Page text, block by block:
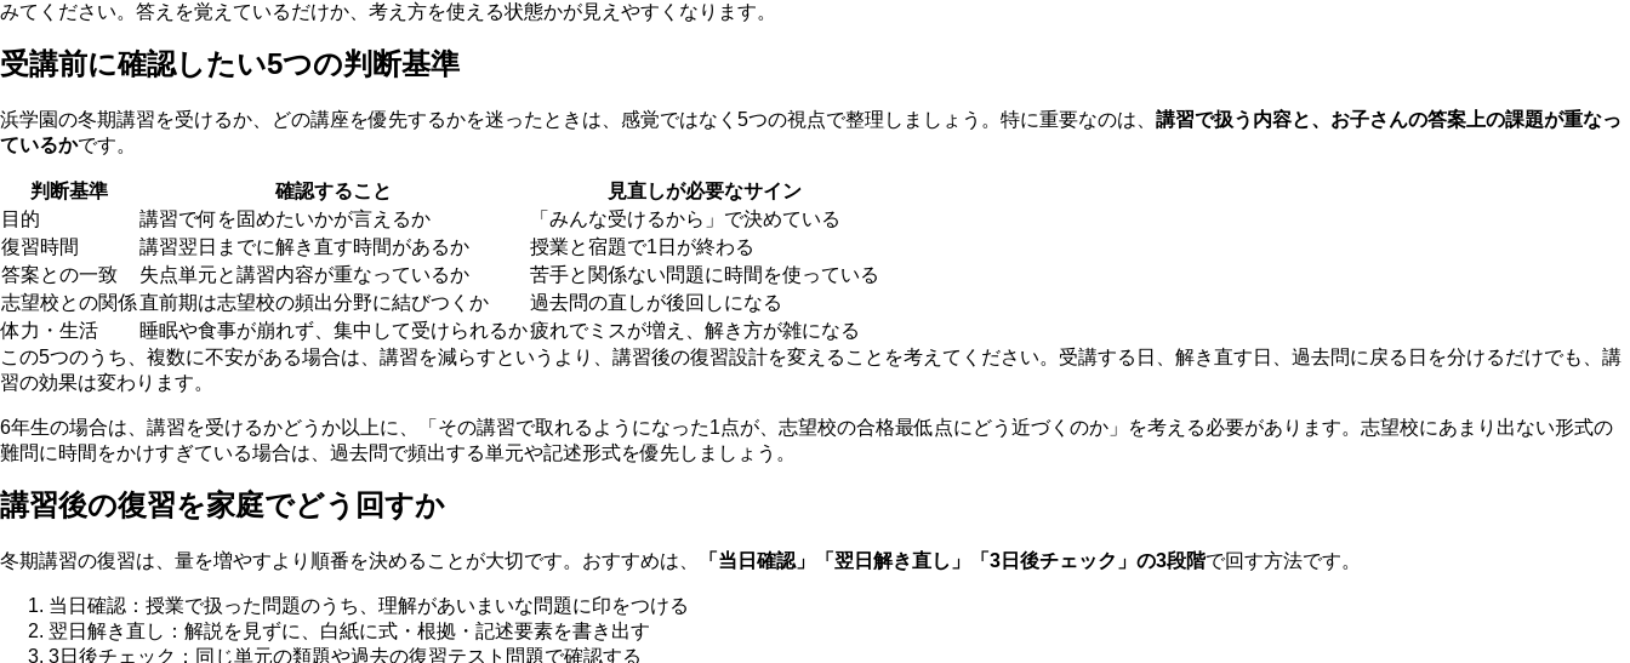
みてください。答えを覚えているだけか、考え方を使える状態かが見えやすくなります。
受講前に確認したい5つの判断基準
浜学園の冬期講習を受けるか、どの講座を優先するかを迷ったときは、感覚ではなく5つの視点で整理しましょう。特に重要なのは、 講習で扱う内容と、お子さんの答案上の課題が重なっ
ているかです。
判断基準 確認すること
見直しが必要なサイン
目的
講習で何を固めたいかが言えるか
「みんな受けるから」で決めている
復習時間
講習翌日までに解き直す時間があるか
授業と宿題で1日が終わる
答案との一致
失点単元と講習内容が重なっているか
苦手と関係ない問題に時間を使っている
志望校との関係直前期は志望校の頻出分野に結びつくか
過去問の直しが後回しになる
体力・生活
睡眠や食事が崩れず、集中して受けられるか疲れでミスが増え、解き方が雑になる
この5つのうち、複数に不安がある場合は、講習を減らすというより、講習後の復習設計を変えることを考えてください。受講する日、解き直す日、過去問に戻る日を分けるだけでも、講
習の効果は変わります。
6年生の場合は、講習を受けるかどうか以上に、「その講習で取れるようになった1点が、志望校の合格最低点にどう近づくのか」を考える必要があります。志望校にあまり出ない形式の
難問に時間をかけすぎている場合は、過去問で頻出する単元や記述形式を優先しましょう。
講習後の復習を家庭でどう回すか
冬期講習の復習は、量を増やすより順番を決めることが大切です。おすすめは、 「当日確認」「翌日解き直し」「3日後チェック」の3段階で回す方法です。
当日確認：授業で扱った問題のうち、理解があいまいな問題に印をつける
翌日解き直し：解説を見ずに、白紙に式・根拠・記述要素を書き出す
3日後チェック：同じ単元の類題や過去の復習テスト問題で確認する